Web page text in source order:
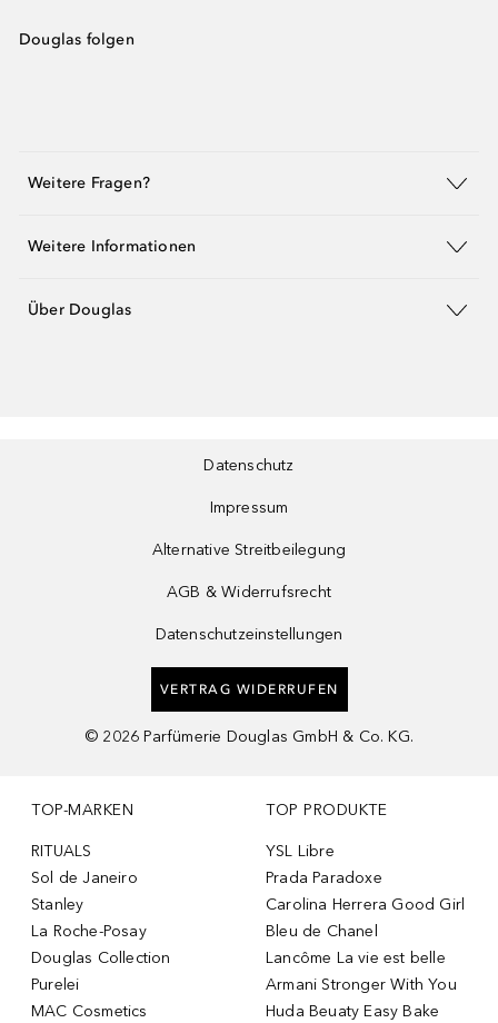
Douglas folgen
Weitere Fragen?
Weitere Informationen
Über Douglas
Datenschutz
Impressum
Alternative Streitbeilegung
AGB & Widerrufsrecht
Datenschutzeinstellungen
VERTRAG WIDERRUFEN
© 2026 Parfümerie Douglas GmbH & Co. KG.
TOP-MARKEN
RITUALS
Sol de Janeiro
Stanley
La Roche-Posay
Douglas Collection
Purelei
MAC Cosmetics
TOP PRODUKTE
YSL Libre
Prada Paradoxe
Carolina Herrera Good Girl
Bleu de Chanel
Lancôme La vie est belle
Armani Stronger With You
Huda Beuaty Easy Bake